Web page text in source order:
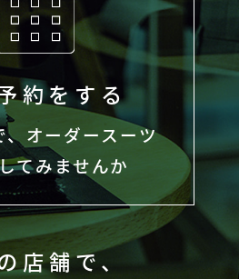
約をする
、オーダースーツ
てみませんか
店舗で、